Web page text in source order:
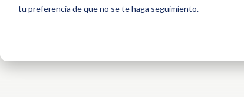
tu preferencia de que no se te haga seguimiento.